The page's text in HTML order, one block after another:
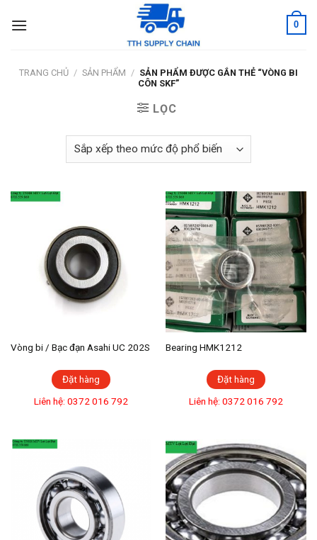
0
TRANG CHỦ / SẢN PHẨM / SẢN PHẨM ĐƯỢC GẮN THẺ “VÒNG BI
CÔN SKF”
LỌC
Vòng bi / Bạc đạn Asahi UC 202S
Đặt hàng
Liên hệ: 0372 016 792
Bearing HMK1212
Đặt hàng
Liên hệ: 0372 016 792